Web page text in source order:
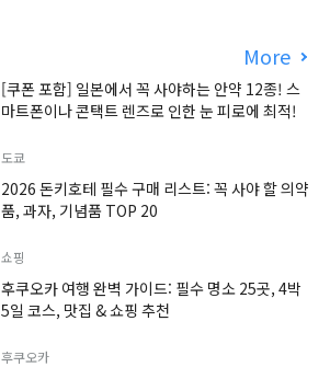
More
[쿠폰 포함] 일본에서 꼭 사야하는 안약 12종! 스
마트폰이나 콘택트 렌즈로 인한 눈 피로에 최적!
도쿄
2026 돈키호테 필수 구매 리스트: 꼭 사야 할 의약
품, 과자, 기념품 TOP 20
쇼핑
후쿠오카 여행 완벽 가이드: 필수 명소 25곳, 4박
5일 코스, 맛집 & 쇼핑 추천
후쿠오카